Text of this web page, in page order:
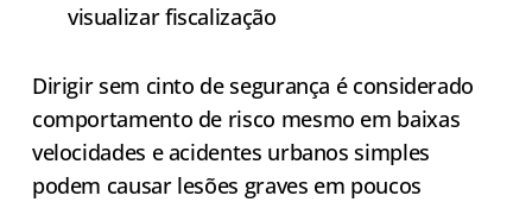
visualizar fiscalização
Dirigir sem cinto de segurança é considerado
comportamento de risco mesmo em baixas
velocidades e acidentes urbanos simples
podem causar lesões graves em poucos